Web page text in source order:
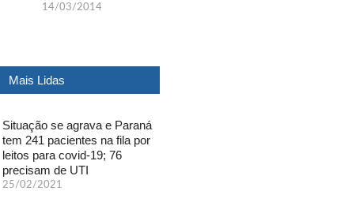
14/03/2014
Mais Lidas
Situação se agrava e Paraná
tem 241 pacientes na fila por
leitos para covid-19; 76
precisam de UTI
25/02/2021